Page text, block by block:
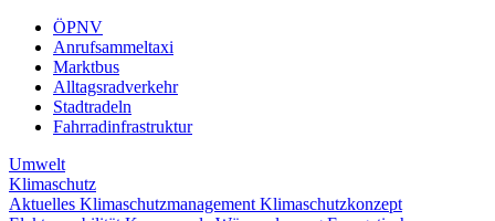
ÖPNV
Anrufsammeltaxi
Marktbus
Alltagsradverkehr
Stadtradeln
Fahrradinfrastruktur
Umwelt
Klimaschutz
Aktuelles Klimaschutzmanagement Klimaschutzkonzept